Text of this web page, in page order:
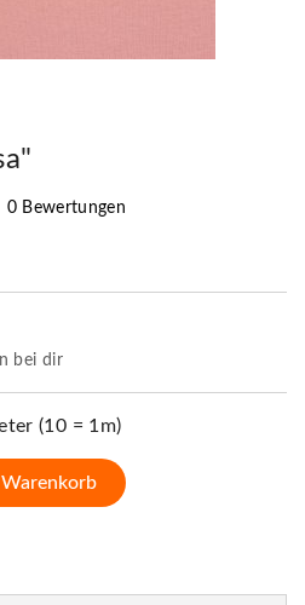
0 Bewertungen
bei dir
(10 = 1m)